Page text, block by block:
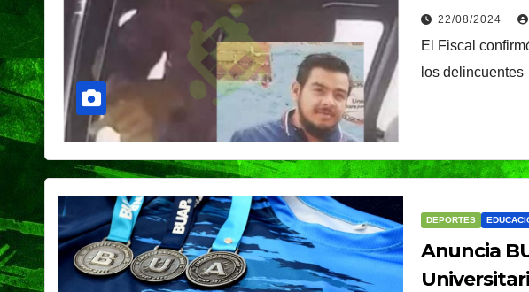
la Ruta 8
22/08/2024
El Fiscal
los delincuentes
DEPORTES
Anuncia